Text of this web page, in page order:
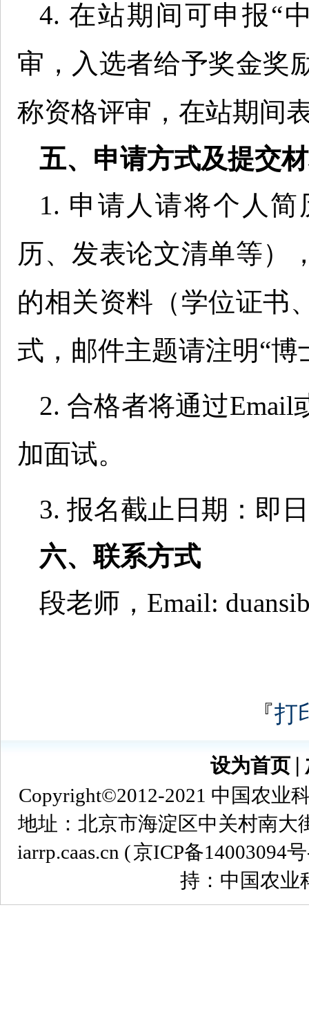
4. 在站期间可申报“
审，入选者给予奖金奖
称资格评审，在站期间
五、申请方式及提交
1. 申请人请将个人
历、发表论文清单等）
的相关资料（学位证书
式，邮件主题请注明“博
2. 合格者将通过
加面试。
3. 报名截止日期：即
六、联系方式
段老师，Email:
『打
设为首页
Copyright©2012-2021 中国农业
地址：北京市海淀区中关村南大
iarrp.caas.cn (京ICP备14003094
持：中国农